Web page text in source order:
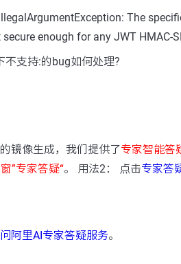
The
enough for any JWT HMAC-
支持:的bug如何处理?
镜像生成，我们提供了专家智能答
”专家答疑“。 用法2： 点击专家答
阿里AI专家答疑服务。